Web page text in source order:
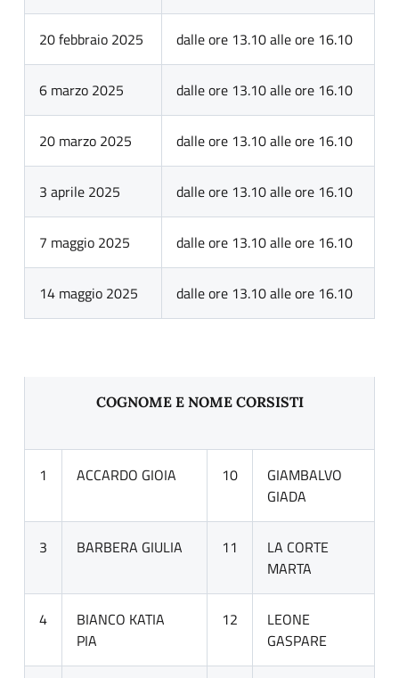
20 febbraio 2025 dalle ore 13.10 alle ore 16.10
6 marzo 2025 dalle ore 13.10 alle ore 16.10
20 marzo 2025 dalle ore 13.10 alle ore 16.10
3 aprile 2025 dalle ore 13.10 alle ore 16.10
7 maggio 2025 dalle ore 13.10 alle ore 16.10
14 maggio 2025 dalle ore 13.10 alle ore 16.10
COGNOME E NOME CORSISTI
1 ACCARDO GIOIA 10
GIAMBALVO
GIADA
3 BARBERA GIULIA 11
LA CORTE
MARTA
4
BIANCO KATIA
PIA
12
LEONE
GASPARE